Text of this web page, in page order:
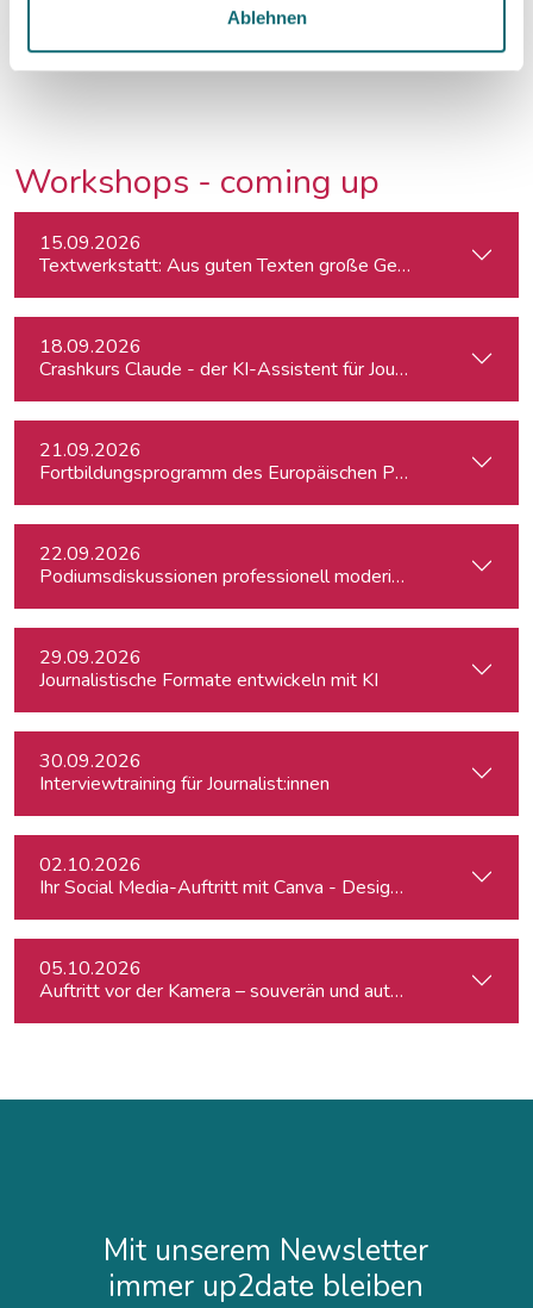
Ablehnen
Workshops - coming up
15.09.2026
Textwerkstatt: Aus guten Texten große Geschichten
18.09.2026
Crashkurs Claude - der KI-Assistent für Journalist:innen
21.09.2026
Fortbildungsprogramm des Europäischen Parlaments für
22.09.2026
Podiumsdiskussionen professionell moderieren
29.09.2026
Journalistische Formate entwickeln mit KI
30.09.2026
Interviewtraining für Journalist:innen
02.10.2026
Ihr Social Media-Auftritt mit Canva - Designs für Instagram,
05.10.2026
Auftritt vor der Kamera – souverän und authentisch
Mit unserem Newsletter
immer up2date bleiben